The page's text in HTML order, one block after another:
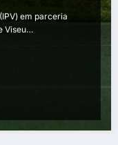
em parceria
Viseu…